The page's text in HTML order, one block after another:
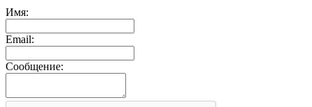
Имя:
Email:
Сообщение: